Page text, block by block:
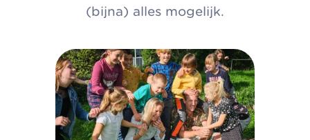
(bijna) alles mogelijk.